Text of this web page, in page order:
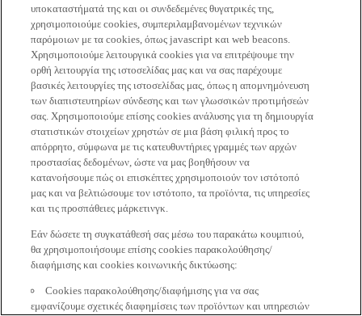
υποκαταστήματά της και οι συνδεδεμένες θυγατρικές της,
χρησιμοποιούμε cookies, συμπεριλαμβανομένων τεχνικών
παρόμοιων με τα cookies, όπως javascript και web beacons.
Χρησιμοποιούμε λειτουργικά cookies για να επιτρέψουμε την
ορθή λειτουργία της ιστοσελίδας μας και να σας παρέχουμε
βασικές λειτουργίες της ιστοσελίδας μας, όπως η απομνημόνευση
των διαπιστευτηρίων σύνδεσης και των γλωσσικών προτιμήσεών
σας. Χρησιμοποιούμε επίσης cookies ανάλυσης για τη δημιουργία
στατιστικών στοιχείων χρηστών σε μια βάση φιλική προς το
απόρρητο, σύμφωνα με τις κατευθυντήριες γραμμές των αρχών
προστασίας δεδομένων, ώστε να μας βοηθήσουν να
κατανοήσουμε πώς οι επισκέπτες χρησιμοποιούν τον ιστότοπό
μας και να βελτιώσουμε τον ιστότοπο, τα προϊόντα, τις υπηρεσίες
και τις προσπάθειες μάρκετινγκ.
Εάν δώσετε τη συγκατάθεσή σας μέσω του παρακάτω κουμπιού,
θα χρησιμοποιήσουμε επίσης cookies παρακολούθησης/
διαφήμισης και cookies κοινωνικής δικτύωσης:
Cookies παρακολούθησης/διαφήμισης για να σας
εμφανίζουμε σχετικές διαφημίσεις των προϊόντων και υπηρεσιών